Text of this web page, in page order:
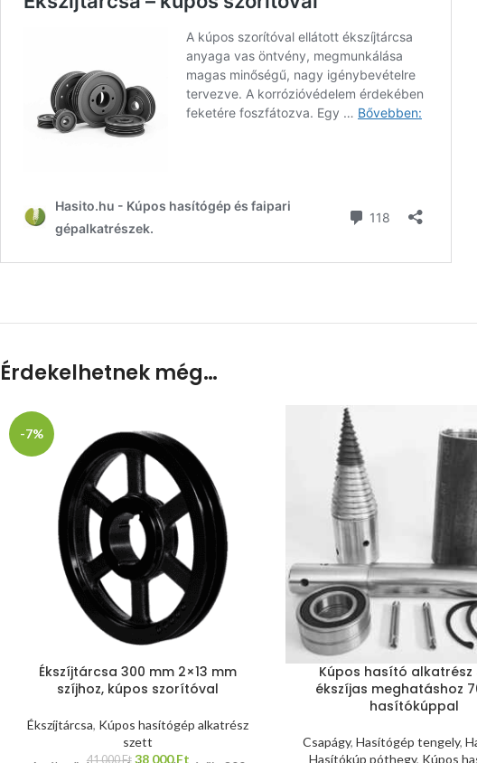
Érdekelhetnek még…
-7%
Ékszíjtárcsa 300 mm 2×13 mm
szíjhoz, kúpos szorítóval
Ékszíjtárcsa, Kúpos hasítógép alkatrész
szett
41 000Ft 38 000Ft
Kúpos hasító alkatrész
ékszíjas meghatáshoz
hasítókúppal
Csapágy, Hasítógép tengely,
Hasítókúp póthegy, Kúpos